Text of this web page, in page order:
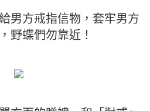
男方戒指信物，套牢男方
野蝶們勿靠近！